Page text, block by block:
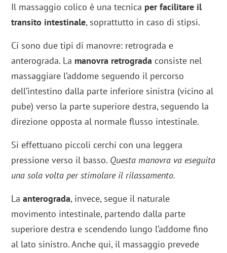
Il massaggio colico è una tecnica per facilitare il
transito intestinale, soprattutto in caso di stipsi.
Ci sono due tipi di manovre: retrograda e
anterograda. La manovra retrograda consiste nel
massaggiare l’addome seguendo il percorso
dell’intestino dalla parte inferiore sinistra (vicino al
pube) verso la parte superiore destra, seguendo la
direzione opposta al normale flusso intestinale.
Si effettuano piccoli cerchi con una leggera
pressione verso il basso. Questa manovra va eseguita
una sola volta per stimolare il rilassamento.
Laanterograda, invece, segue il naturale
movimento intestinale, partendo dalla parte
superiore destra e scendendo lungo l’addome fino
al lato sinistro. Anche qui, il massaggio prevede